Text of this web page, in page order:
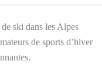
ski dans les Alpes
de sports d’hiver